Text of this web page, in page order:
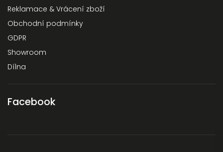
Reklamace & Vrácení zboží
Obchodní podmínky
GDPR
Showroom
Dílna
Facebook